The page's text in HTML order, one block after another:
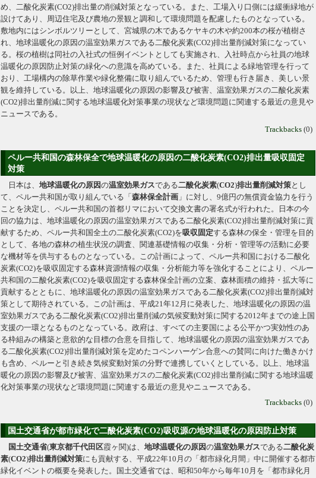
め、二酸化炭素(CO2)排出量の削減対策となっている。また、工場入り口側には緩衝緑地が
設けてあり、周辺住宅及び農地の景観と調和して環境問題を配慮したものとなっている。
敷地内にはシンボルツリーとして、宮城県の木であるケヤキの木や約200本の桜が植樹さ
れ、地球温暖化の原因の温室効果ガスである二酸化炭素(CO2)排出量削減対策になってい
る。桜の植樹は同社の入社式の恒例イベントとしても実施され、入社時点から社員の地球
温暖化の原因防止対策の緑化への意識を高めている。また、社員による緑地管理を行って
おり、工場構内の除草作業や緑化整備に取り組んでいるため、管理も行き届き、美しい景
観を維持している。以上、地球温暖化の原因の影響及び被害、温室効果ガスの二酸化炭素
(CO2)排出量削減に関する地球温暖化対策事業の現状など環境問題に関連する最近の意見や
ニュースである。
Trackbacks (0)
ペルー共和国の森林保全で地球温暖化の原因の二酸化炭素(CO2)排出量吸収固定
対策
日本は、 地球温暖化の原因の温室効果ガスである二酸化炭素(CO2)排出量削減対策とし
て、ペルー共和国が取り組んでいる「 森林保全計画 」に対し、9億円の無償資金協力を行う
ことを決定し、ペルー共和国の首都リマにおいて交換文書の署名式が行われた。日本の今
回の協力は、地球温暖化の原因の温室効果ガスである二酸化炭素(CO2)排出量削減対策に貢
献するため、ペルー共和国全土の二酸化炭素(CO2)を吸収固定する森林の保全・管理を目的
として、各地の森林の植生状況の調査、関連基礎情報の収集・分析・管理等の活動に必要
な機材等を供与するものとなっている。この計画によって、ペルー共和国における二酸化
炭素(CO2)を吸収固定する森林資源情報の収集・分析能力等を強化することにより、ペルー
共和国の二酸化炭素(CO2)を吸収固定する森林保全計画の立案、森林面積の維持・拡大等に
貢献するとともに、地球温暖化の原因の温室効果ガスである二酸化炭素(CO2)排出量削減対
策として期待されている。この計画は、平成21年12月に発表した、地球温暖化の原因の温
室効果ガスである二酸化炭素(CO2)排出量削減の気候変動対策に関する2012年までの途上国
支援の一環となるものとなっている。政府は、すべての主要国による公平かつ実効性のあ
る枠組みの構築と意欲的な目標の合意を目指して、地球温暖化の原因の温室効果ガスであ
る二酸化炭素(CO2)排出量削減対策を定めたコペンハーゲン合意への賛同に向けた働きかけ
も含め、ペルーと引き続き気候変動対策の分野で連携していくとしている。以上、地球温
暖化の原因の影響及び被害、温室効果ガスの二酸化炭素(CO2)排出量削減に関する地球温暖
化対策事業の現状など環境問題に関連する最近の意見やニュースである。
Trackbacks (0)
国土交通省が都市緑化で二酸化炭素(CO2)吸収源の地球温暖化の原因防止対策
国土交通省(東京都千代田区霞ヶ関)は、 地球温暖化の原因の温室効果ガスである二酸化炭
素(CO2)排出量削減対策にも貢献する、平成22年10月の「都市緑化月間」中に開催する都市
緑化イベントの概要を発表した。国土交通省では、昭和50年から毎年10月を「都市緑化月